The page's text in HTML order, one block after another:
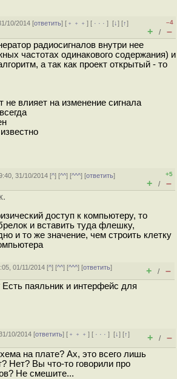
10/2014 [ответить] [ ﹢﹢﹢] [ · · ·][↓] [↑]
–4
+ / –
радиосигналов внутри нее
частотах одинакового содержания) и
а так как проект открытый - то
не влияет на изменение сигнала
31/10/2014 [^] [^^] [^^^] [ответить]
+5
+ / –
доступ к компьютеру, то
и вставить туда флешку,
и то же значение, чем строить клетку
01/11/2014 [^] [^^] [^^^] [ответить]
+ / –
паяльник и интерфейс для
10/2014 [ответить] [ ﹢﹢﹢] [ · · ·][↓] [↑]
+ / –
на плате? Ах, это всего лишь
Нет? Вы что-то говорили про
Не смешите...